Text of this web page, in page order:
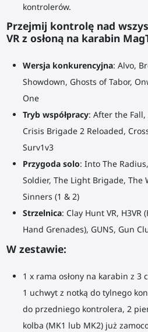
kontrolerów.
Przejmij kontrolę nad
VR z osłoną na karabin
Wersja konkurencyjna: Alvo,
Showdown, Ghosts of Tabor,
One
Tryb współpracy: After the Fall,
Crisis Brigade 2 Reloaded,
Surv1v3
Przygoda solo: Into The
Soldier, The Light Brigade, The
Sinners (1 & 2)
Strzelnica: Clay Hunt VR, H3VR
Hand Grenades), GUNS, Gun
W zestawie:
1 x rama osłony na karabin z 3
1 uchwyt z notką do tylnego
do przedniego kontrolera, 2
kolba (MK1 lub MK2) już